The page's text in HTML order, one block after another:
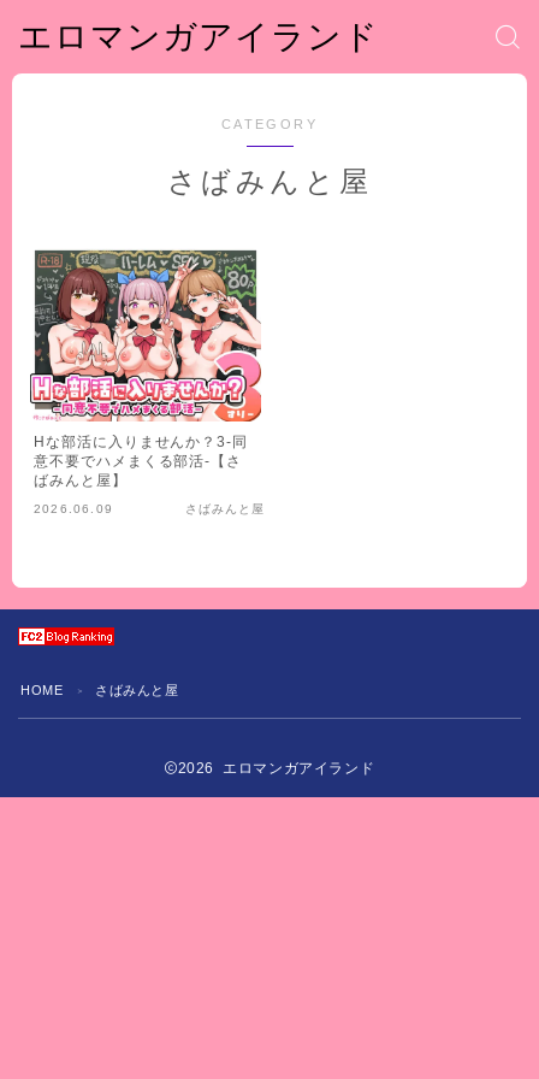
エロマンガアイランド
CATEGORY
さばみんと屋
Hな部活に入りませんか？3-同
意不要でハメまくる部活-【さ
ばみんと屋】
2026.06.09 さばみんと屋
HOME ＞ さばみんと屋
2026 エロマンガアイランド